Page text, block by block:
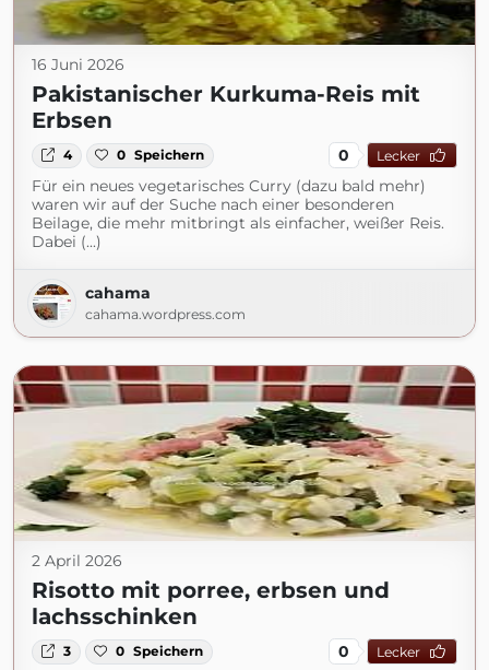
16 Juni 2026
Pakistanischer Kurkuma-Reis mit
Erbsen
4 0 Speichern 0 Lecker
Für ein neues vegetarisches Curry (dazu bald mehr)
waren wir auf der Suche nach einer besonderen
Beilage, die mehr mitbringt als einfacher, weißer Reis.
Dabei (...)
cahama
cahama.wordpress.com
2 April 2026
Risotto mit porree, erbsen und
lachsschinken
3 0 Speichern 0 Lecker